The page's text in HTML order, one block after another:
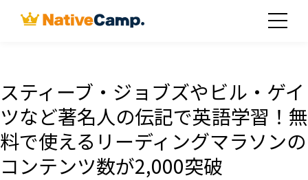
スティーブ・ジョブズやビル・ゲイ
ツなど著名人の伝記で英語学習！無
料で使えるリーディングマラソンの
コンテンツ数が2,000突破